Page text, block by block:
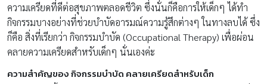
ความเครียดที่ดีต่อสุขภาพตลอดชีวิต ซึ่งนั่นก็คือการให้เด็กๆ ได้ทำ
กิจกรรมบางอย่างที่ช่วยบำบัดอารมณ์ความรู้สึกต่างๆ ในทางลบได้ ซึ่ง
ก็คือ สิ่งที่เรียกว่า กิจกรรมบำบัด (Occupational Therapy) เพื่อผ่อน
คลายความเครียดสำหรับเด็กๆ นั่นเองค่ะ
ความสำคัญของ กิจกรรมบำบัด คลายเครียดสำหรับเด็ก